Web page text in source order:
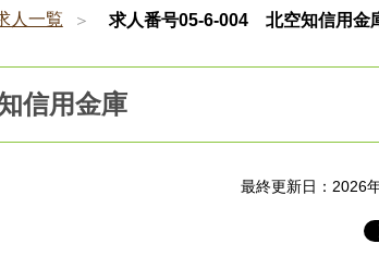
人一覧 求人番号05-6-004 北空知信用金
信用金庫
最終更新日：2026